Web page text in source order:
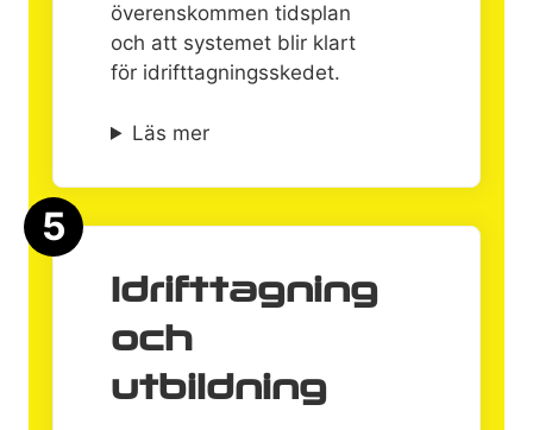
överenskommen tidsplan
och att systemet blir klart
för idrifttagningsskedet.
Läs mer
5
Idrifttagning
och
utbildning